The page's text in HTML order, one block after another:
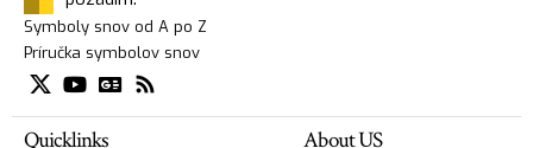
Symboly snov od A po Z
Príručka symbolov snov
Quicklinks About US